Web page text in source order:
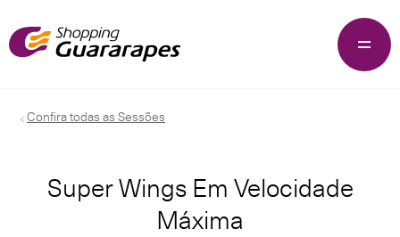
Confira todas as Sessões
Super Wings Em Velocidade
Máxima